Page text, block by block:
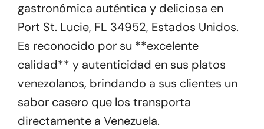
gastronómica auténtica y deliciosa en
Port St. Lucie, FL 34952, Estados Unidos.
Es reconocido por su **excelente
calidad** y autenticidad en sus platos
venezolanos, brindando a sus clientes un
sabor casero que los transporta
directamente a Venezuela.